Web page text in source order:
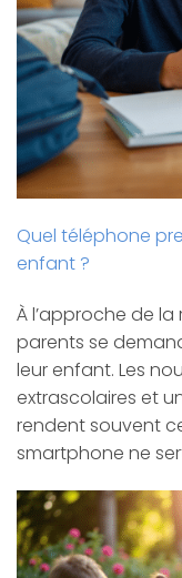
Quel téléphone
enfant ?
À l’approche de
parents se
leur enfant. Les
extrascolaires et
rendent souvent
smartphone ne